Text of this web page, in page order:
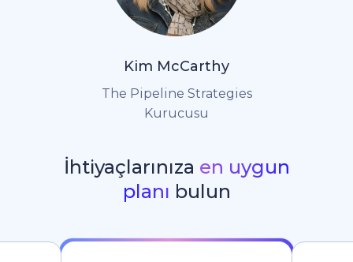
Kim McCarthy
The Pipeline Strategies
Kurucusu
İhtiyaçlarınıza en uygun
planı bulun